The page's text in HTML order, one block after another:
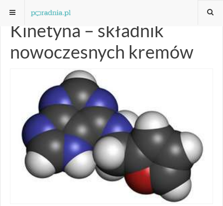
Kinetyna – składnik
nowoczesnych kremów